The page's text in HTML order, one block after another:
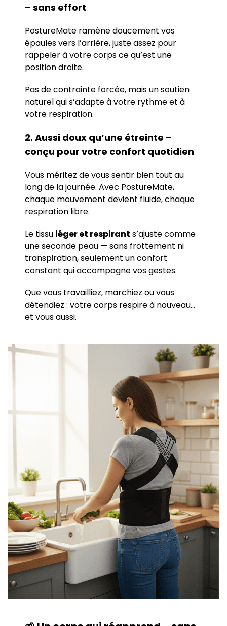
– sans effort
PostureMate ramène doucement vos
épaules vers l’arrière, juste assez pour
rappeler à votre corps ce qu’est une
position droite.
Pas de contrainte forcée, mais un soutien
naturel qui s’adapte à votre rythme et à
votre respiration.
2. Aussi doux qu’une étreinte –
conçu pour votre confort quotidien
Vous méritez de vous sentir bien tout au
long de la journée. Avec PostureMate,
chaque mouvement devient fluide, chaque
respiration libre.
Le tissu léger et respirant s’ajuste comme
une seconde peau — sans frottement ni
transpiration, seulement un confort
constant qui accompagne vos gestes.
Que vous travailliez, marchiez ou vous
détendiez : votre corps respire à nouveau…
et vous aussi.